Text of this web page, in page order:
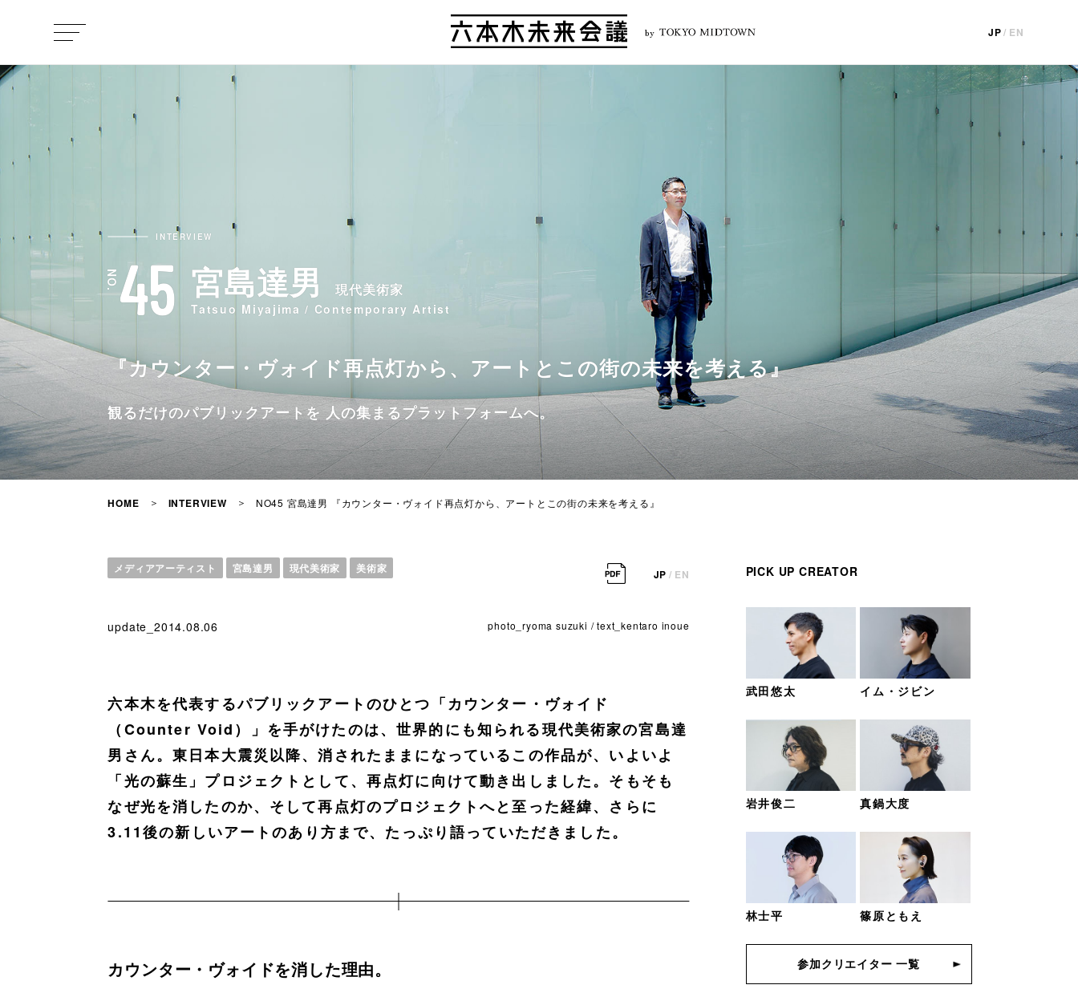
by JP/ EN
INTERVIEW
45 宮島達男 現代美術家
Tatsuo Miyajima / Contemporary Artist
『カウンター・ヴォイド再点灯から、アートとこの街の未来を考える』
観るだけのパブリックアートを 人の集まるプラットフォームへ。
HOME INTERVIEW NO45 宮島達男 『カウンター・ヴォイド再点灯から、アートとこの街の未来を考える』
メディアアーティスト 宮島達男 現代美術家 美術家 JP / EN
update_2014.08.06 photo_ryoma suzuki / text_kentaro inoue
六本木を代表するパブリックアートのひとつ「カウンター・ヴォイド
（Counter Void）」を手がけたのは、世界的にも知られる現代美術家の宮島達
男さん。東日本大震災以降、消されたままになっているこの作品が、いよいよ
「光の蘇生」プロジェクトとして、再点灯に向けて動き出しました。そもそも
なぜ光を消したのか、そして再点灯のプロジェクトへと至った経緯、さらに
3.11後の新しいアートのあり方まで、たっぷり語っていただきました。
カウンター・ヴォイドを消した理由。
PICK UP CREATOR
武田悠太 イム・ジビン
岩井俊二 真鍋大度
林士平 篠原ともえ
参加クリエイター 一覧